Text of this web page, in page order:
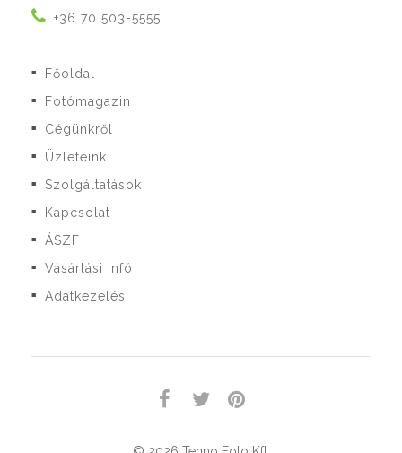
+36 70 503-5555
■ Főoldal
■ Fotómagazin
■ Cégünkről
■ Üzleteink
■ Szolgáltatások
■ Kapcsolat
■ ÁSZF
■ Vásárlási infó
■ Adatkezelés